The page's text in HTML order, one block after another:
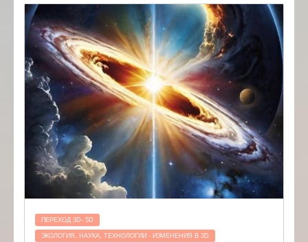
ПЕРЕХОД 3D- 5D
ЭКОЛОГИЯ, НАУКА, ТЕХНОЛОГИИ - ИЗМЕНЕНИЯ В 3D